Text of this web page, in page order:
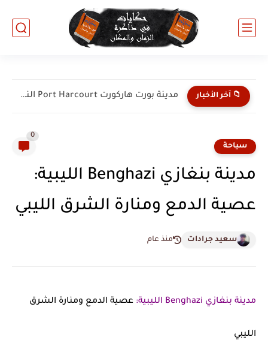
📁 آخر الأخبار مدينة بورت هاركورت Port Harcourt النيجيرية: عاصمة الطاقة والبوابة البحرية...
سياحة
0
مدينة بنغازي Benghazi الليبية:
عصية الدمع ومنارة الشرق الليبي
سعيد جرادات منذ عام
مدينة بنغازي Benghazi الليبية: عصية الدمع ومنارة الشرق
الليبي